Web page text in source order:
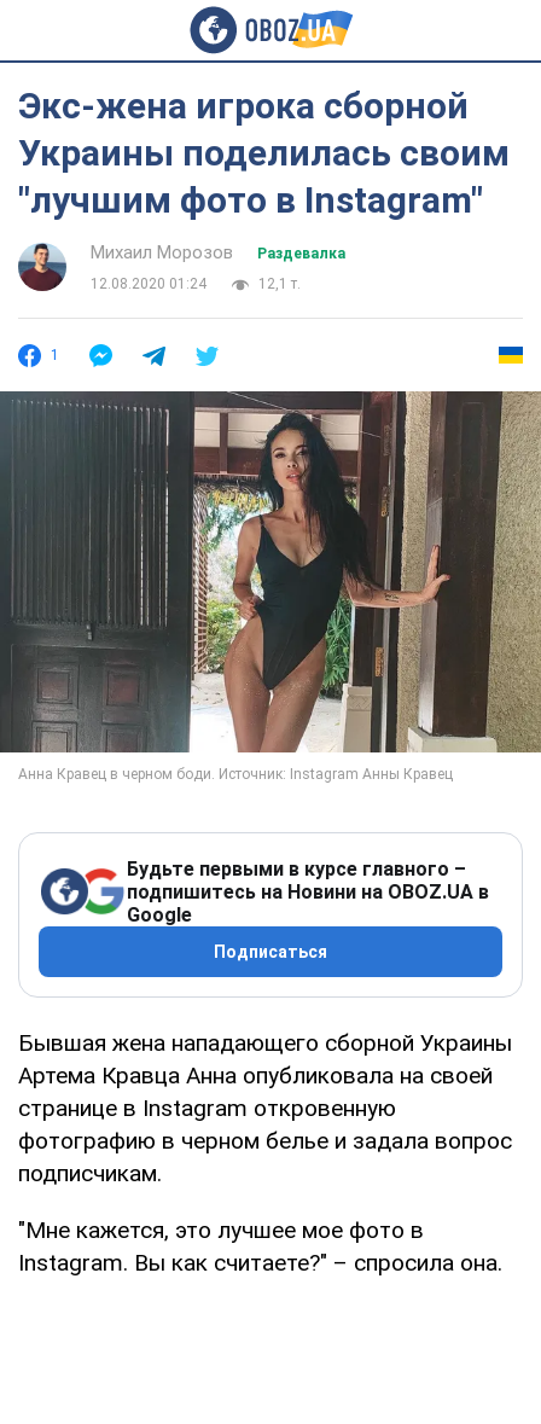
Экс-жена игрока сборной
Украины поделилась своим
"лучшим фото в Instagram"
Михаил Морозов
Раздевалка
12.08.2020 01:24
12,1 т.
1
Будьте первыми в курсе главного –
подпишитесь на Новини на OBOZ.UA в
Google
Подписаться
Бывшая жена нападающего сборной Украины
Артема Кравца Анна опубликовала на своей
странице в Instagram откровенную
фотографию в черном белье и задала вопрос
подписчикам.
"Мне кажется, это лучшее мое фото в
Instagram. Вы как считаете?" – спросила она.